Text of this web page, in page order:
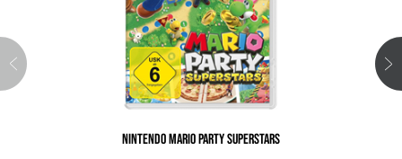
NINTENDO MARIO PARTY SUPERSTARS